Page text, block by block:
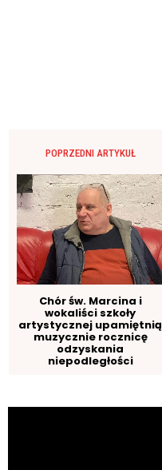
POPRZEDNI ARTYKUŁ
Chór św. Marcina i
wokaliści szkoły
artystycznej upamiętnią
muzycznie rocznicę
odzyskania
niepodległości